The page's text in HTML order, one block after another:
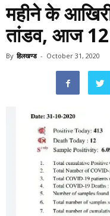
महीने के
तांडव, आज 12
By हिलखण्ड - October 31, 2020